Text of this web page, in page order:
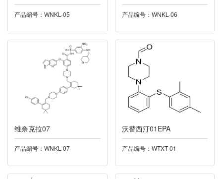
047雷沙吉兰
048尼可地尔
049奥拉帕尼
050帕里哌酮
051吲哚布芬
052阿瑞匹坦
053福多司坦
产品编号：WNKL-05 产品编号：WNKL-06
维奈克拉07
产品编号：WNKL-07
沃替西汀01EPA
产品编号：WTXT-01